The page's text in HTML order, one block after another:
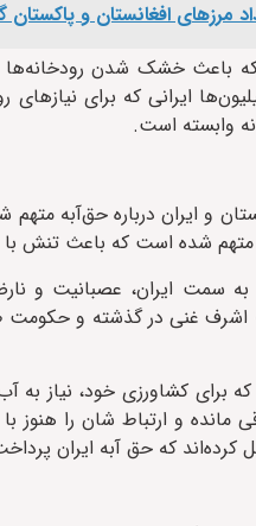
باعث خشک شدن
ایرانی که برای نیازهای
وابسته است.
و ایران درباره حق‌آبه متهم
متهم شده است که باعث تنش
سمت ایران، عصبانیت و
غنی در گذشته و حکومت
برای کشاورزی خود، نیاز
و ارتباط شان را هنوز
کرده‌اند که حق آبه ایران